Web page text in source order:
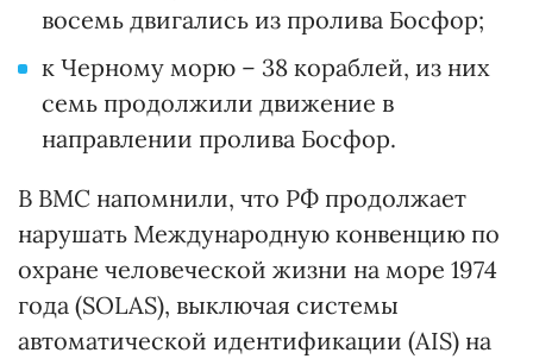
восемь двигались из пролива Босфор;
к Черному морю – 38 кораблей, из них
семь продолжили движение в
направлении пролива Босфор.
В ВМС напомнили, что РФ продолжает
нарушать Международную конвенцию по
охране человеческой жизни на море 1974
года (SOLAS), выключая системы
автоматической идентификации (AIS) на